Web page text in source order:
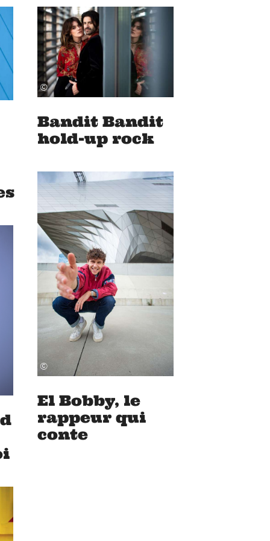
©
Bandit Bandit
hold-up rock
©
El Bobby, le
rappeur qui
conte